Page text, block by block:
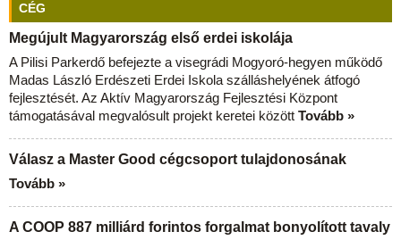
CÉG
Megújult Magyarország első erdei iskolája
A Pilisi Parkerdő befejezte a visegrádi Mogyoró-hegyen működő
Madas László Erdészeti Erdei Iskola szálláshelyének átfogó
fejlesztését. Az Aktív Magyarország Fejlesztési Központ
támogatásával megvalósult projekt keretei között Tovább »
Válasz a Master Good cégcsoport tulajdonosának
Tovább »
A COOP 887 milliárd forintos forgalmat bonyolított tavaly